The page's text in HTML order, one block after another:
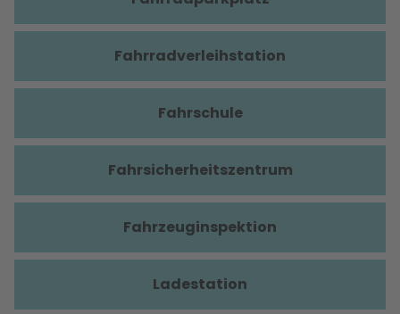
Fahrradverleihstation
Fahrschule
Fahrsicherheitszentrum
Fahrzeuginspektion
Ladestation